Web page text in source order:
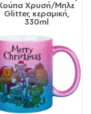
Χρυσή/Μπλε
Glitter, κεραμική,
330ml